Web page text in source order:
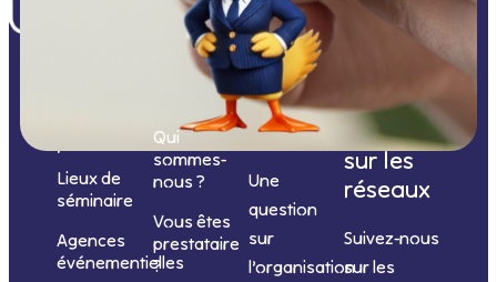
prestations
Lieux de
séminaire
Agences
événementielles
Informations
Qui
sommes-
nous ?
Vous êtes
prestataire
?
Nous
contacter
Une
question
sur
l’organisation
Nous
suivre
sur les
réseaux
Suivez-nous
sur les